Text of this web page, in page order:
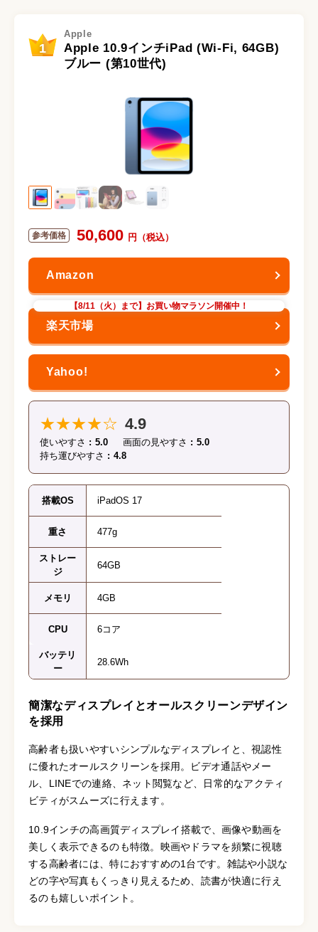
1
Apple
Apple 10.9インチiPad (Wi-Fi, 64GB)
ブルー (第10世代)
50,600
【8/11（火）まで】お買い物マラソン開催中！
★★★★☆ 4.9
使いやすさ 5.0 画面の見やすさ
5.0
持ち運びやすさ
4.8
搭載OS iPadOS 17
重さ 477g
ストレー
ジ
64GB
メモリ 4GB
CPU 6コア
バッテリ
ー
28.6Wh
簡潔なディスプレイとオールスクリーンデザイン
を採用
高齢者も扱いやすいシンプルなディスプレイと、視認性
に優れたオールスクリーンを採用。ビデオ通話やメー
ル、LINEでの連絡、ネット閲覧など、日常的なアクティ
ビティがスムーズに行えます。
10.9インチの高画質ディスプレイ搭載で、画像や動画を
美しく表示できるのも特徴。映画やドラマを頻繁に視聴
する高齢者には、特におすすめの1台です。雑誌や小説な
どの字や写真もくっきり見えるため、読書が快適に行え
るのも嬉しいポイント。